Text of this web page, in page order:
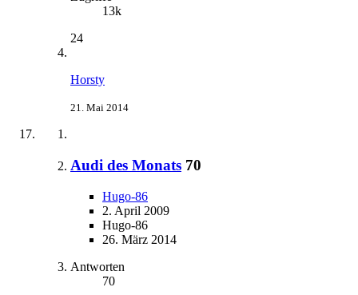
13k
24
Horsty
21. Mai 2014
Audi des Monats 70
Hugo-86
2. April 2009
Hugo-86
26. März 2014
Antworten
70